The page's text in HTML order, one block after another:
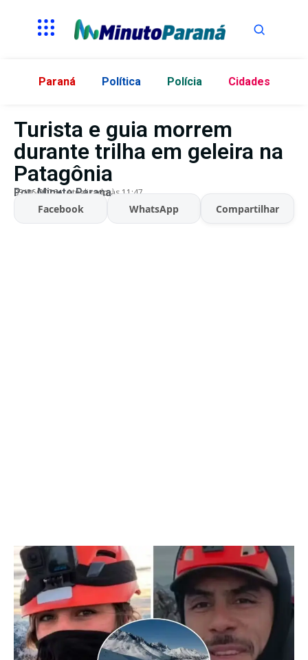
Paraná Política Polícia Cidades
Turista e guia morrem
durante trilha em geleira na
Patagônia
Por:Minuto Parana
03/06/2026 Atualizado às 11:47
Facebook WhatsApp Compartilhar